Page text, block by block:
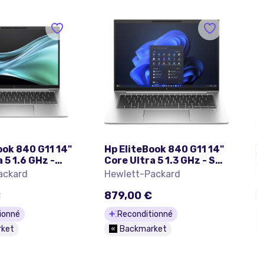
840 G11 14"
1.6 GHz -
- 16 Go
Hp EliteBook 840 G11 14"
Core Ultra 5 1.3 GHz - SSD
256 Go - 16 Go AZERTY -
Hewlett-Packard
879,00 €
Reconditionné
Backmarket